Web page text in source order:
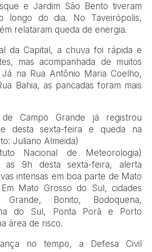
e Jardim São Bento tiveram
longo do dia. No Taveirópolis,
relataram queda de energia.
da Capital, a chuva foi rápida e
mas acompanhada de muitos
na Rua Antônio Maria Coelho,
Bahia, as pancadas foram mais
Campo Grande já registrou
desta sexta-feira e queda na
Juliano Almeida)
Nacional de Meteorologia)
as 9h desta sexta-feira, alerta
intensas em boa parte de Mato
Mato Grosso do Sul, cidades
Bonito, Bodoquena,
do Sul, Ponta Porã e Porto
área de risco.
no tempo, a Defesa Civil